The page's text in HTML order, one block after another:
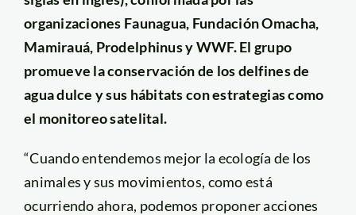
organizaciones Faunagua, Fundación Omacha,
Mamirauá, Prodelphinus y WWF. El grupo
promueve la conservación de los delfines de
agua dulce y sus hábitats con estrategias como
el monitoreo satelital.
“Cuando entendemos mejor la ecología de los
animales y sus movimientos, como está
ocurriendo ahora, podemos proponer acciones